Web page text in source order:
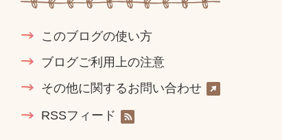
このブログの使い方
ブログご利用上の注意
その他に関するお問い合わせ
RSSフィード